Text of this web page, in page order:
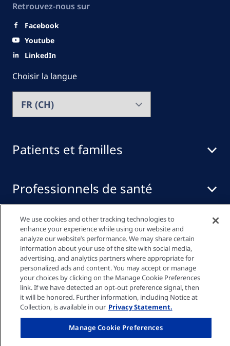
Patients et familles
Professionnels de santé
Quick links
Retrouvez-nous sur
Facebook
Youtube
LinkedIn
Choisir la langue
Politique de Confidentialité
Paramètres des cookies
Mentions légales
We use cookies and other tracking technologies to
enhance your experience while using our website and
analyze our website’s performance. We may share certain
information about your use of the site with social media,
advertising, and analytics partners where appropriate for
personalized ads and content. You may accept or manage
your choices by clicking on the Manage Cookie Preferences
link. If we have detected an opt-out preference signal, then
it will be honored. Further information, including Notice at
Collection, is available in our Privacy Statement.
Manage Cookie Preferences